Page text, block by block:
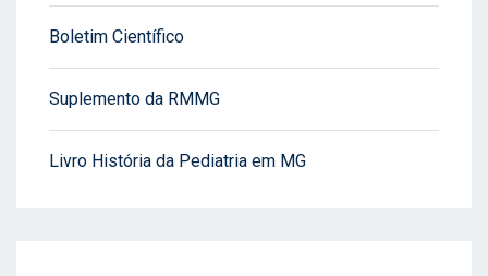
Boletim Científico
Suplemento da RMMG
Livro História da Pediatria em MG